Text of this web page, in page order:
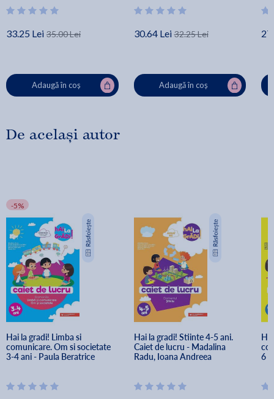
33.25 Lei 35.00 Lei
Adaugă în coș
30.64 Lei 32.25 Lei
Adaugă în coș
De același autor
-5%
Hai la gradi! Limba si
comunicare. Om si societate
3-4 ani - Paula Beratrice
Mihaela Macelaru, Maria Ricu
Hai la gradi! Stiinte 4-5 ani.
Caiet de lucru - Madalina
Radu, Ioana Andreea
Maria Ricu
6